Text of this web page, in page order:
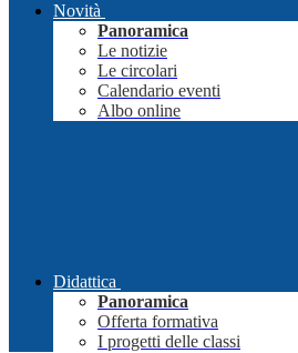
Novità
Panoramica
Le notizie
Le circolari
Calendario eventi
Albo online
Didattica
Panoramica
Offerta formativa
I progetti delle classi